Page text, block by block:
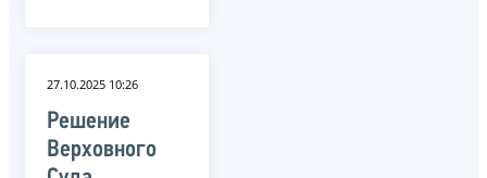
27.10.2025 10:26
Решение
Верховного